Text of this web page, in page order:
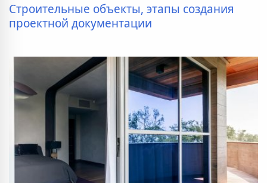
Строительные объекты, этапы создания
проектной документации